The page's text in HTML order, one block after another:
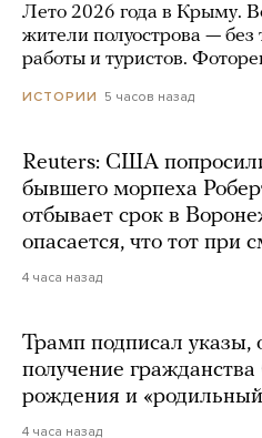
Лето 2026 года в Крыму.
жители полуострова — без
работы и туристов.
ИСТОРИИ 5 часов назад
Reuters: США
бывшего морпеха
отбывает срок в
опасается, что тот при
4 часа назад
Трамп подписал указы,
получение
рождения и
4 часа назад